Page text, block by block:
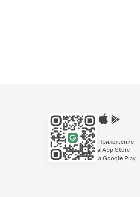
Приложение
в App Store
и Google Play